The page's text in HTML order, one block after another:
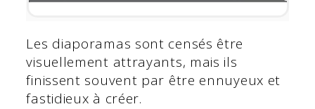
Les diaporamas sont censés être
visuellement attrayants, mais ils
finissent souvent par être ennuyeux et
fastidieux à créer.